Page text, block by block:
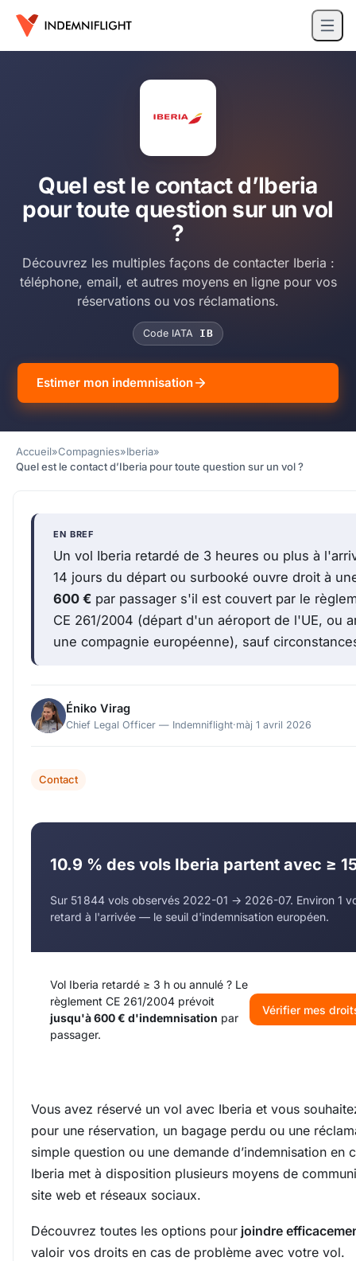
Quel est le contact d’Iberia
pour toute question sur un vol
?
Découvrez les multiples façons de contacter Iberia :
téléphone, email, et autres moyens en ligne pour vos
réservations ou vos réclamations.
Code IATA IB
Estimer mon indemnisation
Accueil»Compagnies»Iberia»
Quel est le contact d’Iberia pour toute question sur un vol ?
EN BREF
Un vol Iberia retardé de 3 heures ou plus à
14 jours du départ ou surbooké ouvre droit à
600 € par passager s'il est couvert par le
CE 261/2004 (départ d'un aéroport de l'UE, ou
une compagnie européenne), sauf
Éniko Virag
Chief Legal Officer — Indemniflight·màj 1 avril 2026
Contact
10.9 % des vols Iberia partent avec ≥
Sur 51 844 vols observés 2022-01 → 2026-07. Environ 1
retard à l'arrivée — le seuil d'indemnisation européen.
Vol Iberia retardé ≥ 3 h ou annulé ? Le
règlement CE 261/2004 prévoit
jusqu'à 600 € d'indemnisation par
passager.
Vérifier mes
Vous avez réservé un vol avec Iberia et vous
pour une réservation, un bagage perdu ou une
simple question ou une demande d’indemnisation en
Iberia met à disposition plusieurs moyens de
site web et réseaux sociaux.
Découvrez toutes les options pour joindre
valoir vos droits en cas de problème avec votre vol.